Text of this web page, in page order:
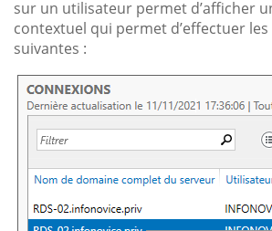
sur un utilisateur permet d’afficher
contextuel qui permet d’effectuer
suivantes :